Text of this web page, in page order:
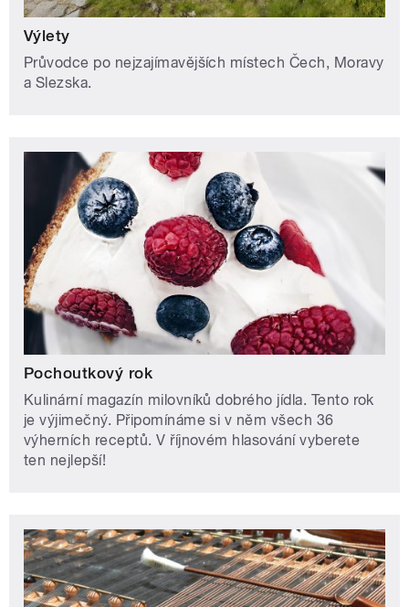
Výlety
Průvodce po nejzajímavějších místech Čech, Moravy
a Slezska.
Pochoutkový rok
Kulinární magazín milovníků dobrého jídla. Tento rok
je výjimečný. Připomínáme si v něm všech 36
výherních receptů. V říjnovém hlasování vyberete
ten nejlepší!